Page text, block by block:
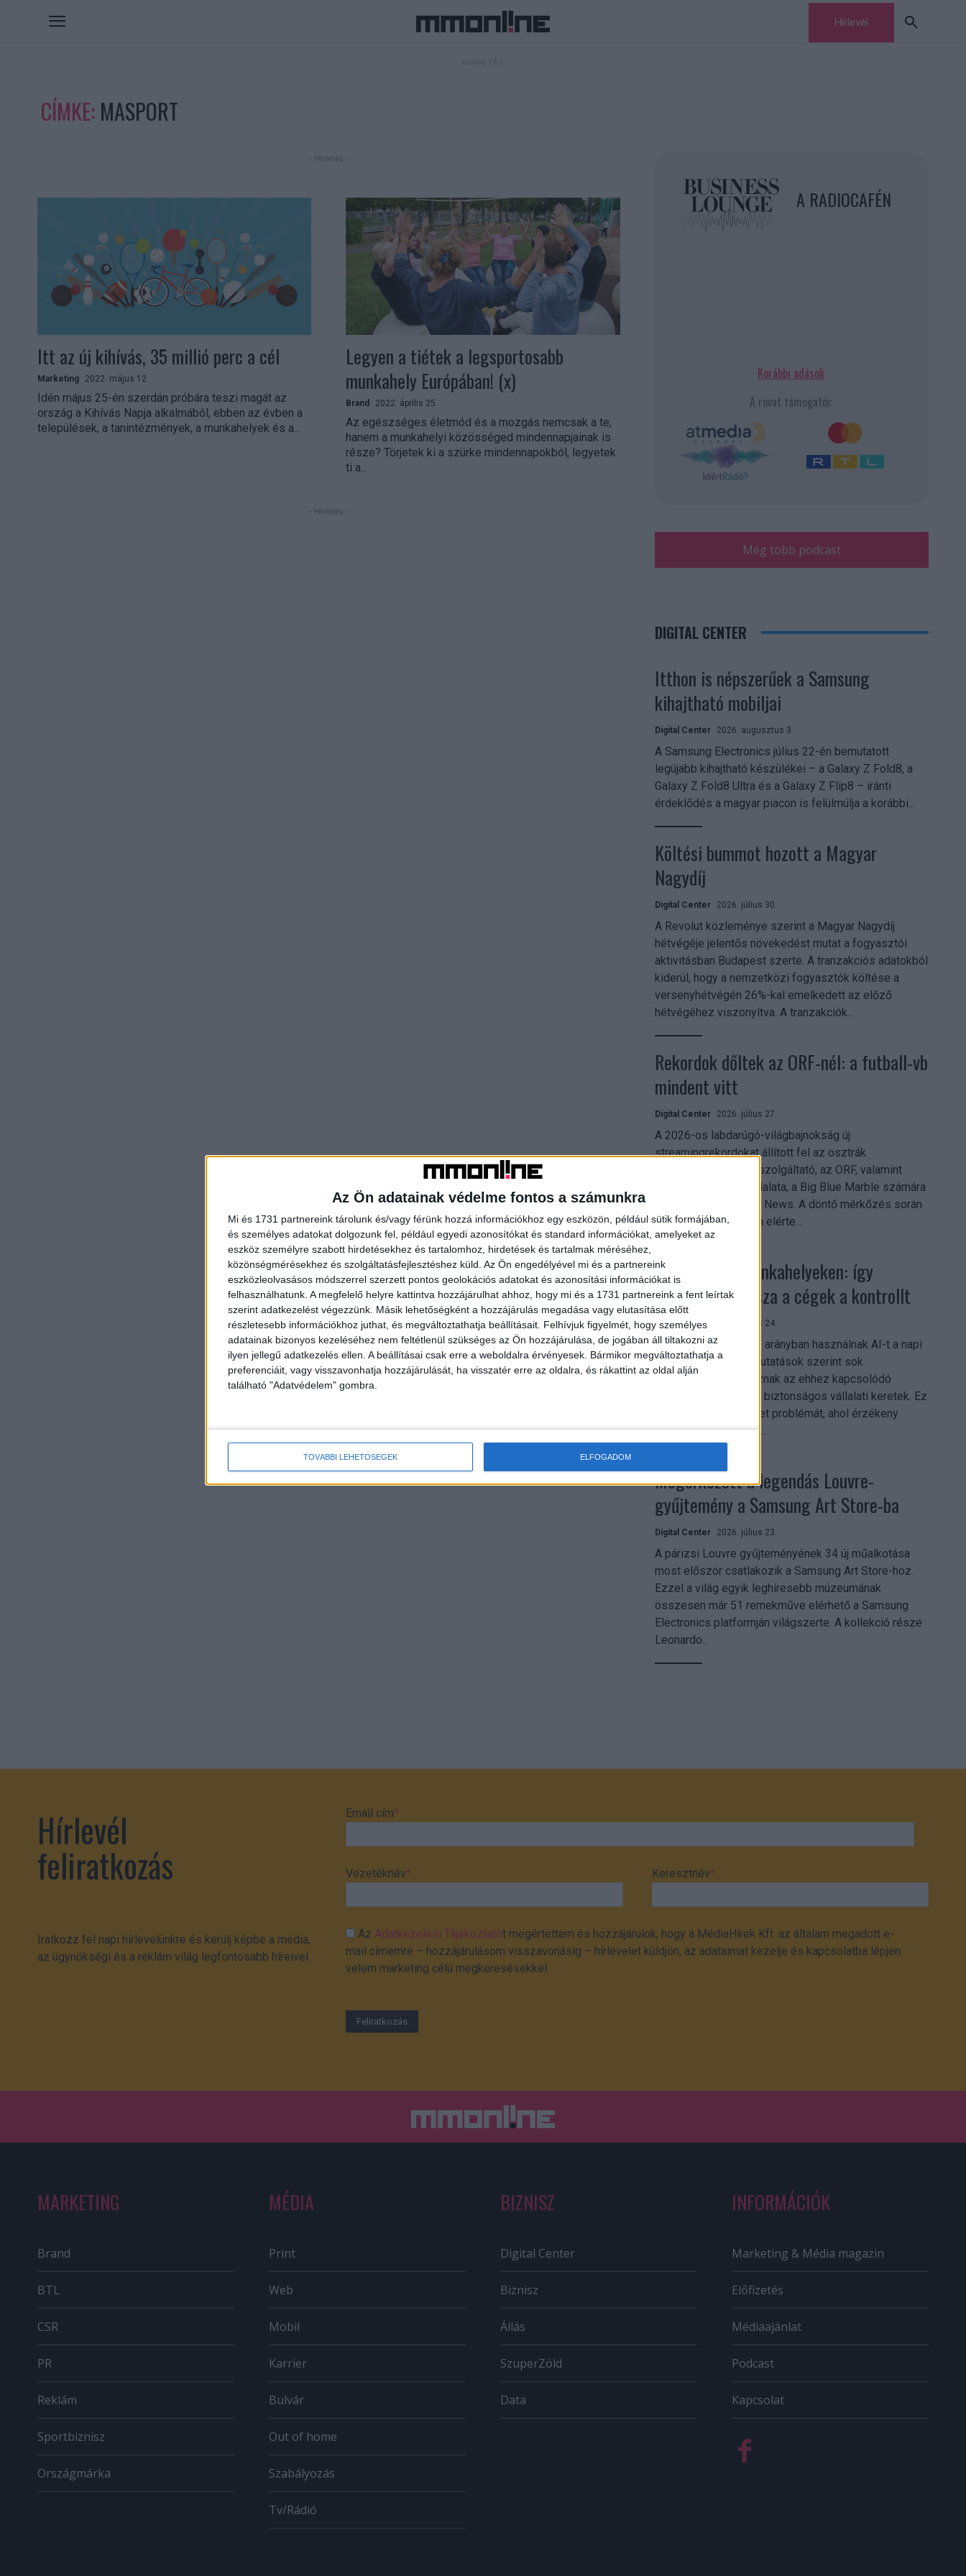
Az Ön adatainak védelme fontos a számunkra
Mi és 1731 partnereink tárolunk és/vagy férünk hozzá információkhoz egy eszközön, például sütik formájában,
és személyes adatokat dolgozunk fel, például egyedi azonosítókat és standard információkat, amelyeket az
eszköz személyre szabott hirdetésekhez és tartalomhoz, hirdetések és tartalmak méréséhez,
közönségmérésekhez és szolgáltatásfejlesztéshez küld. Az Ön engedélyével mi és a partnereink
eszközleolvasásos módszerrel szerzett pontos geolokációs adatokat és azonosítási információkat is
felhasználhatunk. A megfelelő helyre kattintva hozzájárulhat ahhoz, hogy mi és a 1731 partnereink a fent leírtak
szerint adatkezelést végezzünk. Másik lehetőségként a hozzájárulás megadása vagy elutasítása előtt
részletesebb információkhoz juthat, és megváltoztathatja beállításait. Felhívjuk figyelmét, hogy személyes
adatainak bizonyos kezeléséhez nem feltétlenül szükséges az Ön hozzájárulása, de jogában áll tiltakozni az
ilyen jellegű adatkezelés ellen. A beállításai csak erre a weboldalra érvényesek. Bármikor megváltoztathatja a
preferenciáit, vagy visszavonhatja hozzájárulását, ha visszatér erre az oldalra, és rákattint az oldal alján
található "Adatvédelem" gombra.
TOVÁBBI LEHETŐSÉGEK ELFOGADOM
Hírlevél
CÍMKE: MASPORT
- Hirdetés -
Itt az új kihívás, 35 millió perc a cél
Marketing 2022. május 12.
Idén május 25-én szerdán próbára teszi magát az
ország a Kihívás Napja alkalmából, ebben az évben a
települések, a tanintézmények, a munkahelyek és a...
Legyen a tiétek a legsportosabb
munkahely Európában! (x)
Brand 2022. április 25.
Az egészséges életmód és a mozgás nemcsak a te,
hanem a munkahelyi közösséged mindennapjainak is
része? Törjetek ki a szürke mindennapokból, legyetek
ti a...
- Hirdetés -
A RADIOCAFÉN
Korábbi adások
A rovat támogatói:
Még több podcast
DIGITAL CENTER
Itthon is népszerűek a Samsung
kihajtható mobiljai
Digital Center 2026. augusztus 3.
A Samsung Electronics július 22-én bemutatott
legújabb kihajtható készülékei – a Galaxy Z Fold8, a
Galaxy Z Fold8 Ultra és a Galaxy Z Flip8 – iránti
érdeklődés a magyar piacon is felülmúlja a korábbi...
Költési bummot hozott a Magyar
Nagydíj
Digital Center 2026. július 30.
A Revolut közleménye szerint a Magyar Nagydíj
hétvégéje jelentős növekedést mutat a fogyasztói
aktivitásban Budapest szerte. A tranzakciós adatokból
kiderül, hogy a nemzetközi fogyasztók költése a
versenyhétvégén 26%-kal emelkedett az előző
hétvégéhez viszonyítva. A tranzakciók...
Rekordok dőltek az ORF-nél: a futball-vb
mindent vitt
Digital Center 2026. július 27.
A 2026-os labdarúgó-világbajnokság új
streamingrekordokat állított fel az osztrák
közszolgálati műsorszolgáltató, az ORF, valamint
technológiai leányvállalata, a Big Blue Marble számára
– írja a Broadband TV News. A döntő mérkőzés során
az átlagos nézőszám elérte...
Shadow AI a munkahelyeken: így
szerezhetik vissza a cégek a kontrollt
Digital Center 2026. július 24.
A munkavállalók nagy arányban használnak AI-t a napi
munkában, ám friss kutatások szerint sok
szervezetnél hiányoznak az ehhez kapcsolódó
világos irányelvek és biztonságos vállalati keretek. Ez
különösen ott jelenthet problémát, ahol érzékeny
üzleti információkkal...
Megérkezett a legendás Louvre-
gyűjtemény a Samsung Art Store-ba
Digital Center 2026. július 23.
A párizsi Louvre gyűjteményének 34 új műalkotása
most először csatlakozik a Samsung Art Store-hoz.
Ezzel a világ egyik leghíresebb múzeumának
összesen már 51 remekműve elérhető a Samsung
Electronics platformján világszerte. A kollekció része
Leonardo...
Hírlevél
feliratkozás
Iratkozz fel napi hírlevelünkre és kerülj képbe a média,
az ügynökségi és a reklám világ legfontosabb híreivel.
Email cím*
Vezetéknév* Keresztnév*
AzAdatkezelési Tájékoztatót megértettem és hozzájárulok, hogy a MédiaHírek Kft. az általam megadott e-
mail címemre – hozzájárulásom visszavonásig – hírlevelet küldjön, az adataimat kezelje és kapcsolatba lépjen
velem marketing célú megkeresésekkel.
MARKETING
Brand
BTL
CSR
PR
Reklám
Sportbiznisz
Országmárka
MÉDIA
Print
Web
Mobil
Karrier
Bulvár
Out of home
Szabályozás
Tv/Rádió
BIZNISZ
Digital Center
Biznisz
Állás
SzuperZöld
Data
INFORMÁCIÓK
Marketing & Média magazin
Előfizetés
Médiaajánlat
Podcast
Kapcsolat